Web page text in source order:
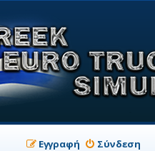
Σύνδεση
Εγγραφή